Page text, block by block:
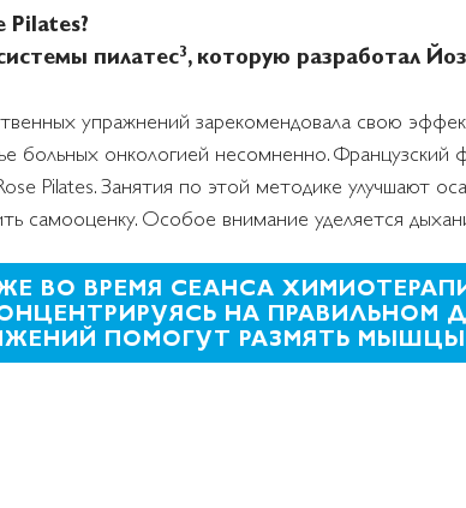
Pilates?
пилатес3, которую разработал
упражнений зарекомендовала свою
больных онкологией несомненно.
Pilates. Занятия по этой методике улучшают
самооценку. Особое внимание уделяется
ВО ВРЕМЯ СЕАНСА
НА ПРАВИЛЬНОМ
ПОМОГУТ РАЗМЯТЬ